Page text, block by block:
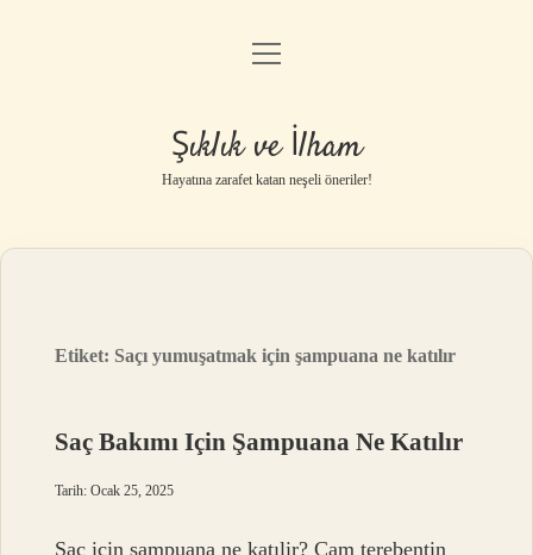
Anasayfa
Gizlilik Politikası
Yasal Uyarı
menüyü
Şıklık ve İlham
Hayatına zarafet katan neşeli öneriler!
Etiket: Saçı yumuşatmak için şampuana ne katılır
Saç Bakımı Için Şampuana Ne Katılır
Tarih: Ocak 25, 2025
Saç için sampuana ne katılir? Çam terebentin